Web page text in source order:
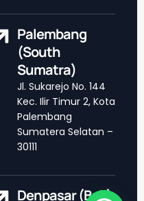
Palembang
(South
Sumatra)
Jl. Sukarejo No. 144
Kec. Ilir Timur 2, Kota
Palembang
Sumatera Selatan –
30111
Denpasar (Bali)